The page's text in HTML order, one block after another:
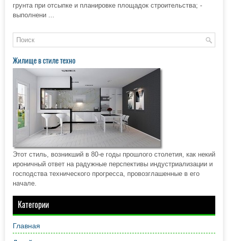
грунта при отсыпке и планировке площадок строительства; -
выполнени ...
Жилище в стиле техно
Этот стиль, возникший в 80-е годы прошлого столетия, как некий
ироничный ответ на радужные перспективы индустриализации и
господства технического прогресса, провозглашенные в его
начале.
Категории
Главная